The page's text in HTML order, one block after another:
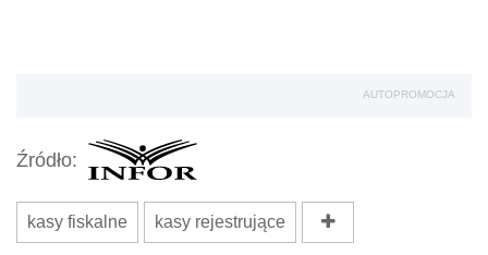
AUTOPROMOCJA
Źródło:
kasy fiskalne kasy rejestrujące